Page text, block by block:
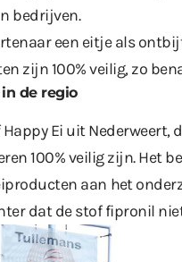
bedrijven.
een eitje als
zijn 100% veilig, zo
de regio
Happy Ei uit Nederweert,
100% veilig zijn. Het
aan het
dat de stof fipronil